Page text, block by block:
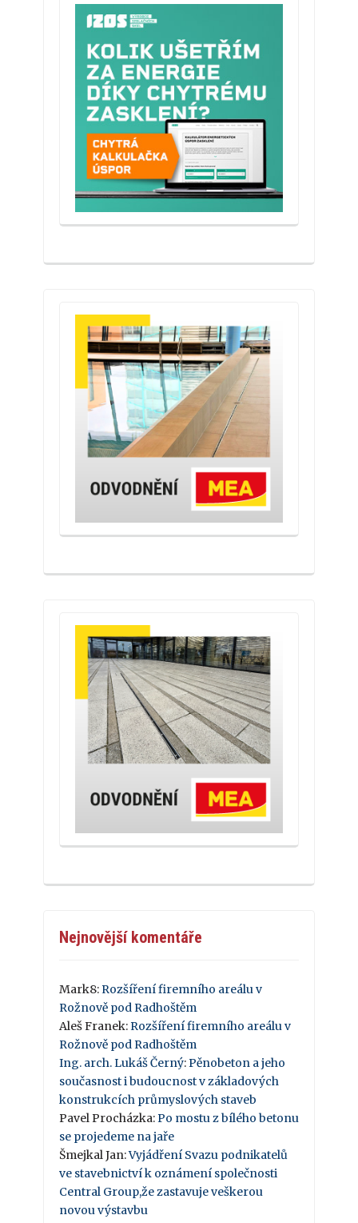
Nejnovější komentáře
Mark8: Rozšíření firemního areálu v
Rožnově pod Radhoštěm
Aleš Franek: Rozšíření firemního areálu v
Rožnově pod Radhoštěm
Ing. arch. Lukáš Černý: Pěnobeton a jeho
současnost i budoucnost v základových
konstrukcích průmyslových staveb
Pavel Procházka: Po mostu z bílého betonu
se projedeme na jaře
Šmejkal Jan:Vyjádření Svazu podnikatelů
ve stavebnictví k oznámení společnosti
Central Group,že zastavuje veškerou
novou výstavbu